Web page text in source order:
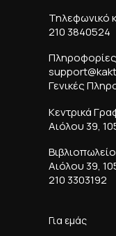
Τηλεφωνικό
210 3840524
Γενικές
Κεντρικά
Αιόλου 39,
Αιόλου 39,
210 3303192
Για εμάς